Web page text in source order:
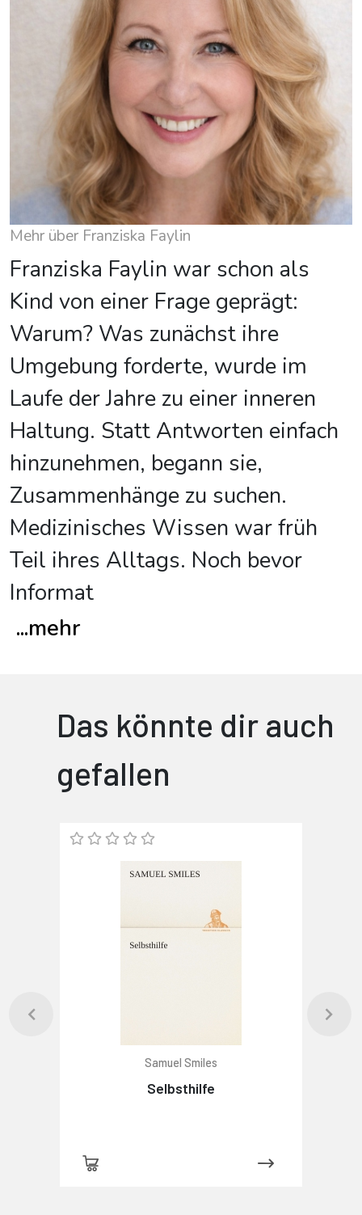
Mehr über Franziska Faylin
Franziska Faylin war schon als
Kind von einer Frage geprägt:
Warum? Was zunächst ihre
Umgebung forderte, wurde im
Laufe der Jahre zu einer inneren
Haltung. Statt Antworten einfach
hinzunehmen, begann sie,
Zusammenhänge zu suchen.
Medizinisches Wissen war früh
Teil ihres Alltags. Noch bevor
Informat
...mehr
Das könnte dir auch
gefallen
Samuel Smiles
Selbsthilfe